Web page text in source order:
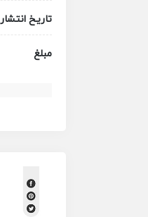
تاریخ انتشار
مبلغ